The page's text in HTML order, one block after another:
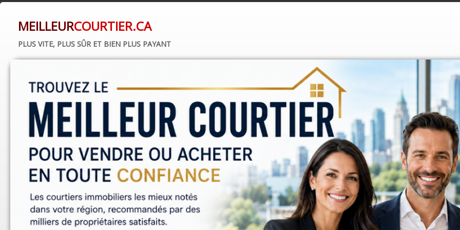
MEILLEURCOURTIER.CA
PLUS VITE, PLUS SÛR ET BIEN PLUS PAYANT